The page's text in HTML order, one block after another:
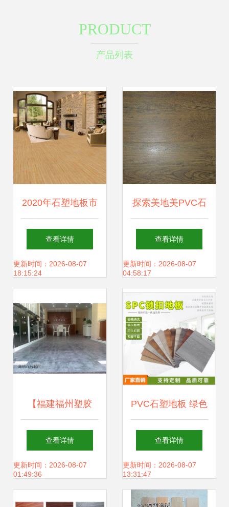
PRODUCT
产品列表
2020年石塑地板市
场行情 价格、批发
与选购指南
查看详情
更新时间：2026-08-07
18:15:24
探索美地美PVC石
塑地板 品质、图片
与最新产品展示
查看详情
更新时间：2026-08-07
04:58:17
【福建福州塑胶
PVC石塑地板石纹
系列石塑地板厂家
查看详情
更新时间：2026-08-07
01:49:36
PVC石塑地板 绿色
建材的未来之选
查看详情
更新时间：2026-08-07
13:31:47